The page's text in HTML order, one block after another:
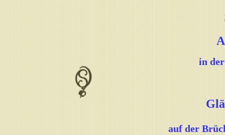
in
auf der